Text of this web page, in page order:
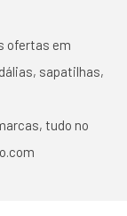
ofertas em
sapatilhas,
tudo no